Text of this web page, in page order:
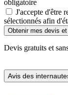
obligatoire
J'accepte d'être
sélectionnés afin
Devis gratuits et
Avis des